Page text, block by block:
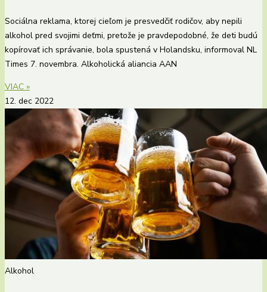
Sociálna reklama, ktorej cieľom je presvedčiť rodičov, aby nepili
alkohol pred svojimi deťmi, pretože je pravdepodobné, že deti budú
kopírovať ich správanie, bola spustená v Holandsku, informoval NL
Times 7. novembra. Alkoholická aliancia AAN
VIAC »
12. dec 2022
Alkohol